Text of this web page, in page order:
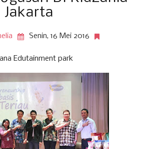
Jakarta
Senin, 16 Mei 2016
Edutainment park